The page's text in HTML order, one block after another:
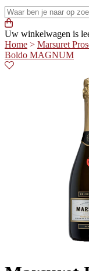
Uw winkelwagen is
Home > Marsuret
Boldo MAGNUM